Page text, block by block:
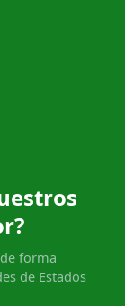
forma
de Estados